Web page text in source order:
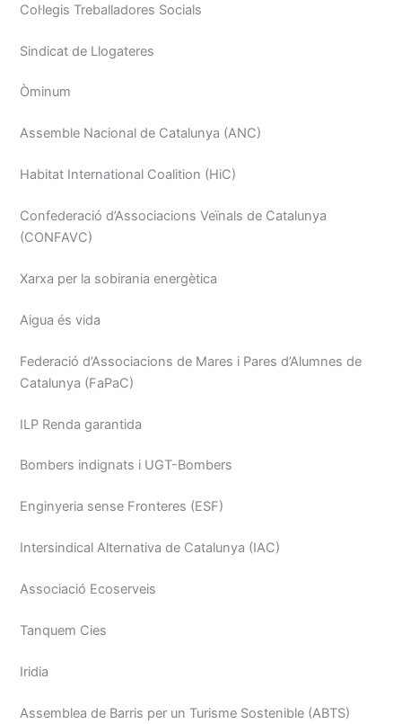
Col·legis Treballadores Socials
Sindicat de Llogateres
Òminum
Assemble Nacional de Catalunya (ANC)
Habitat International Coalition (HiC)
Confederació d’Associacions Veïnals de Catalunya
(CONFAVC)
Xarxa per la sobirania energètica
Aigua és vida
Federació d’Associacions de Mares i Pares d’Alumnes de
Catalunya (FaPaC)
ILP Renda garantida
Bombers indignats i UGT-Bombers
Enginyeria sense Fronteres (ESF)
Intersindical Alternativa de Catalunya (IAC)
Associació Ecoserveis
Tanquem Cies
Iridia
Assemblea de Barris per un Turisme Sostenible (ABTS)